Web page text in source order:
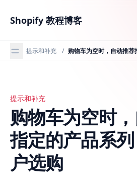
Shopify 教程博客
提示和补充 /
购物车为空时，自动推荐指定的产
提示和补充
购物车为空时
指定的产品系
户选购